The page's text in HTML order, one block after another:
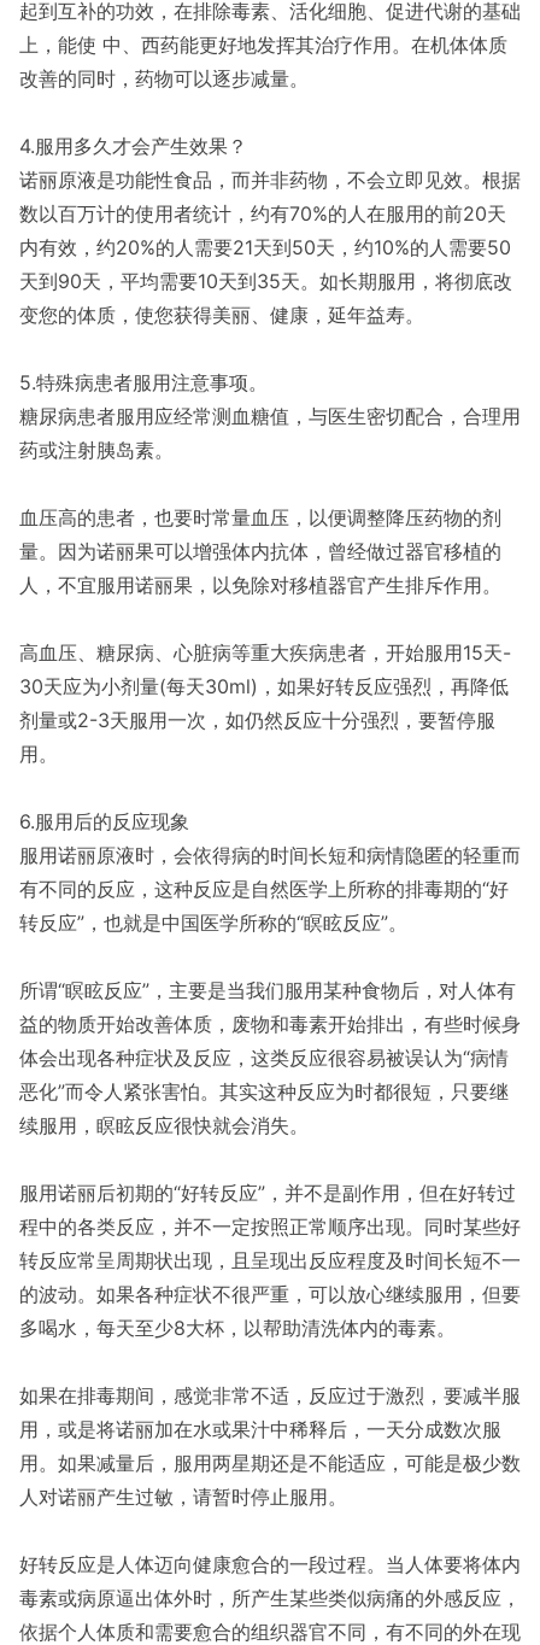
起到互补的功效，在排除毒素、活化细胞、促进代谢的基础
上，能使 中、西药能更好地发挥其治疗作用。在机体体质
改善的同时，药物可以逐步减量。
4.服用多久才会产生效果？
诺丽原液是功能性食品，而并非药物，不会立即见效。根据
数以百万计的使用者统计，约有70%的人在服用的前20天
内有效，约20%的人需要21天到50天，约10%的人需要50
天到90天，平均需要10天到35天。如长期服用，将彻底改
变您的体质，使您获得美丽、健康，延年益寿。
5.特殊病患者服用注意事项。
糖尿病患者服用应经常测血糖值，与医生密切配合，合理用
药或注射胰岛素。
血压高的患者，也要时常量血压，以便调整降压药物的剂
量。因为诺丽果可以增强体内抗体，曾经做过器官移植的
人，不宜服用诺丽果，以免除对移植器官产生排斥作用。
高血压、糖尿病、心脏病等重大疾病患者，开始服用15天-
30天应为小剂量(每天30ml)，如果好转反应强烈，再降低
剂量或2-3天服用一次，如仍然反应十分强烈，要暂停服
用。
6.服用后的反应现象
服用诺丽原液时，会依得病的时间长短和病情隐匿的轻重而
有不同的反应，这种反应是自然医学上所称的排毒期的“好
转反应”，也就是中国医学所称的“瞑眩反应”。
所谓“瞑眩反应”，主要是当我们服用某种食物后，对人体有
益的物质开始改善体质，废物和毒素开始排出，有些时候身
体会出现各种症状及反应，这类反应很容易被误认为“病情
恶化”而令人紧张害怕。其实这种反应为时都很短，只要继
续服用，瞑眩反应很快就会消失。
服用诺丽后初期的“好转反应”，并不是副作用，但在好转过
程中的各类反应，并不一定按照正常顺序出现。同时某些好
转反应常呈周期状出现，且呈现出反应程度及时间长短不一
的波动。如果各种症状不很严重，可以放心继续服用，但要
多喝水，每天至少8大杯，以帮助清洗体内的毒素。
如果在排毒期间，感觉非常不适，反应过于激烈，要减半服
用，或是将诺丽加在水或果汁中稀释后，一天分成数次服
用。如果减量后，服用两星期还是不能适应，可能是极少数
人对诺丽产生过敏，请暂时停止服用。
好转反应是人体迈向健康愈合的一段过程。当人体要将体内
毒素或病原逼出体外时，所产生某些类似病痛的外感反应，
依据个人体质和需要愈合的组织器官不同，有不同的外在现